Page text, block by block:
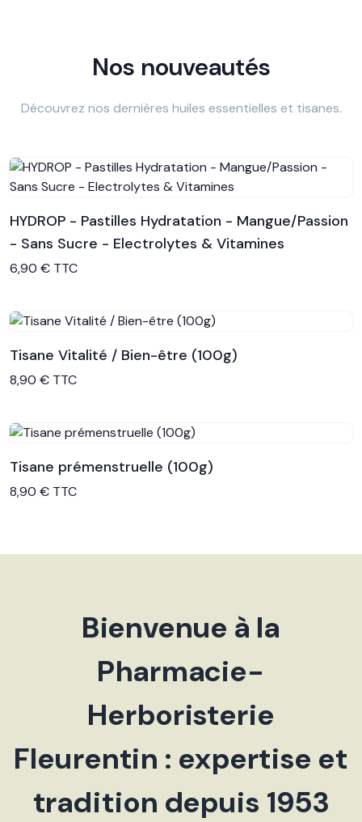
Nos nouveautés
Découvrez nos dernières huiles essentielles et tisanes.
Voir le produit
HYDROP - Pastilles Hydratation - Mangue/Passion
- Sans Sucre - Electrolytes & Vitamines
6,90 € TTC
Voir le produit
Tisane Vitalité / Bien-être (100g)
8,90 € TTC
Voir le produit
Tisane prémenstruelle (100g)
8,90 € TTC
Bienvenue à la
Pharmacie-
Herboristerie
Fleurentin : expertise et
tradition depuis 1953